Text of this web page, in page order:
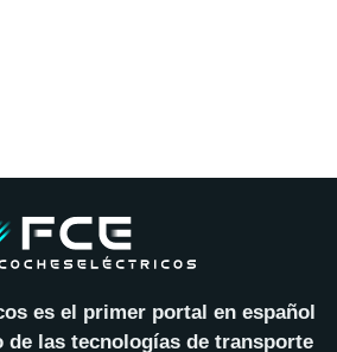
es el primer portal en español
de las tecnologías de transporte